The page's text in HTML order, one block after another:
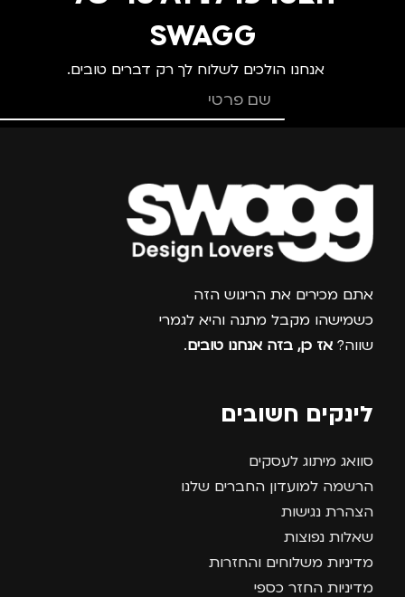
SWAGG
אנחנו הולכים לשלוח לך רק דברים טובים.
צרפו אותי למועדון
אתם מכירים את הריגוש הזה
כשמישהו מקבל מתנה והיא לגמרי
שווה? אז כן, בזה אנחנו טובים.
לינקים חשובים
סוואג מיתוג לעסקים
הרשמה למועדון החברים שלנו
הצהרת נגישות
שאלות נפוצות
מדיניות משלוחים והחזרות
מדיניות החזר כספי